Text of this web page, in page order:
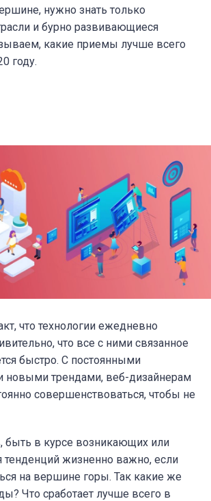
нужно знать только
и бурно развивающиеся
какие приемы лучше всего
году.
что технологии ежедневно
что все с ними связанное
быстро. С постоянными
новыми трендами, веб-дизайнерам
совершенствоваться, чтобы не
быть в курсе возникающих или
жизненно важно, если
на вершине горы. Так какие же
Что сработает лучше всего в